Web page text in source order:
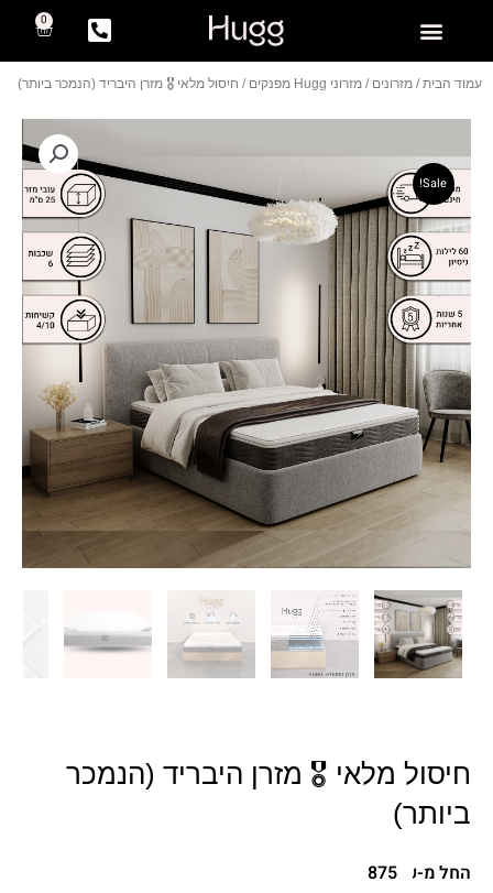
0
עמוד הבית/מזרונים/מזרוני Hugg מפנקים / חיסול מלאי 🎖️ מזרן היבריד (הנמכר ביותר)
חיסול מלאי 🎖️ מזרן היבריד (הנמכר
ביותר)
החל מ- 875 ₪
Sale!